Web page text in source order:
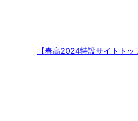
【春高2024特設サイトトッ